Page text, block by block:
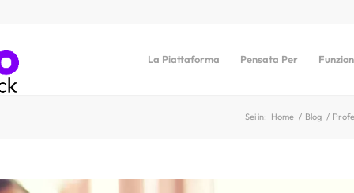
La Piattaforma Pensata Per
Sei in: Home / Blog /